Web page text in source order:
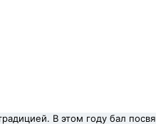
В этом году бал